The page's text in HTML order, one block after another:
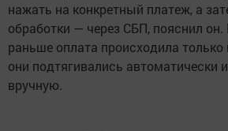
нажать на конкретный платеж, а
обработки — через СБП, пояснил он.
раньше оплата происходила
они подтягивались автоматически
вручную.